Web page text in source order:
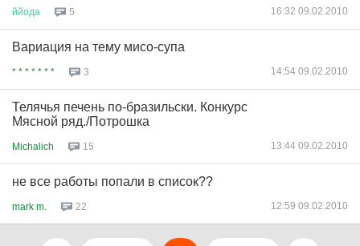
ййода 5 16:32 09.02.2010
Вариация на тему мисо-супа
* * * * * * * 3 14:54 09.02.2010
Телячья печень по-бразильски. Конкурс
Мясной ряд./Потрошка
Michalich 15 13:44 09.02.2010
не все работы попали в список??
mark m. 22 12:59 09.02.2010